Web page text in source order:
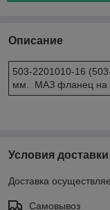
Описание
503-2201010-16
мм. МАЗ фланец на
Условия доставки
Доставка
Самовывоз